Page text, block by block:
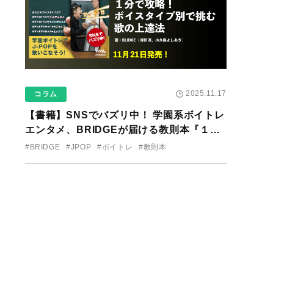
コラム 2025.11.17
【書籍】SNSでバズリ中！ 学園系ボイトレ
エンタメ、BRIDGEが届ける教則本『１分
で攻略！ ボイスタイプ別で挑む歌の上達
#BRIDGE #JPOP #ボイトレ #教則本